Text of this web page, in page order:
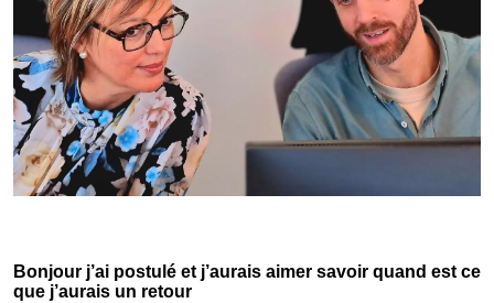
Bonjour j’ai postulé et j’aurais aimer savoir quand est ce
que j’aurais un retour